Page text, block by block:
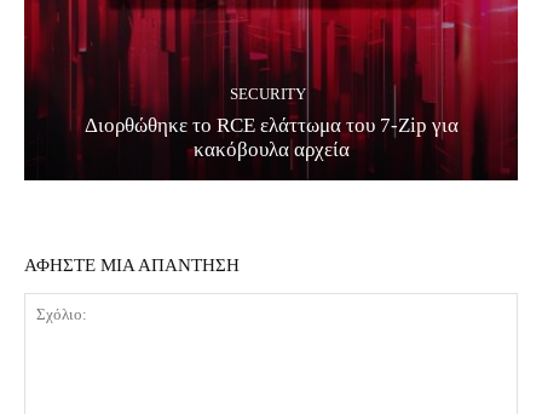
SECURITY
Διορθώθηκε το RCE ελάττωμα του 7-Zip για
κακόβουλα αρχεία
ΑΦΗΣΤΕ ΜΙΑ ΑΠΑΝΤΗΣΗ